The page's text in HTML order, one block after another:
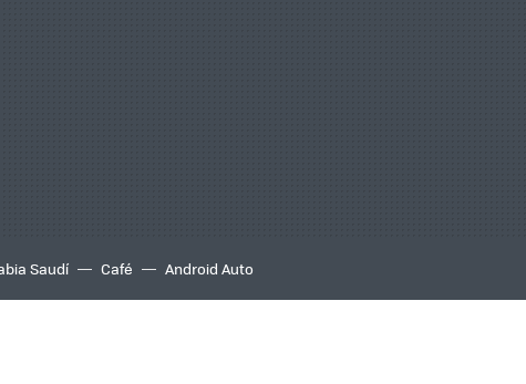
Saudí Café Android Auto